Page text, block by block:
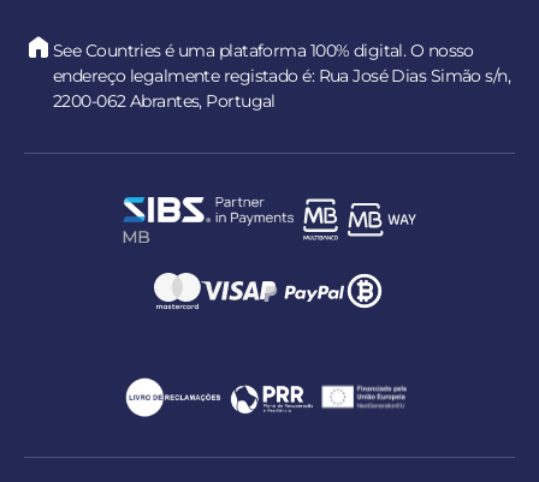
See Countries é uma plataforma 100% digital. O nosso
endereço legalmente registado é: Rua José Dias Simão s/n,
2200-062 Abrantes, Portugal